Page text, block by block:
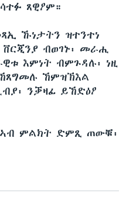
ጸዊዖም።
ኹነታትን ዝተንተነ
ብወገኑ፡ መራሒ
እምነት ብምጉዳሉ፡ ነዚ
ኸምዝኽእል
ንቓዛፊ ይኸድዕዖ
ምልክት ድምጺ ጠውቑ፡